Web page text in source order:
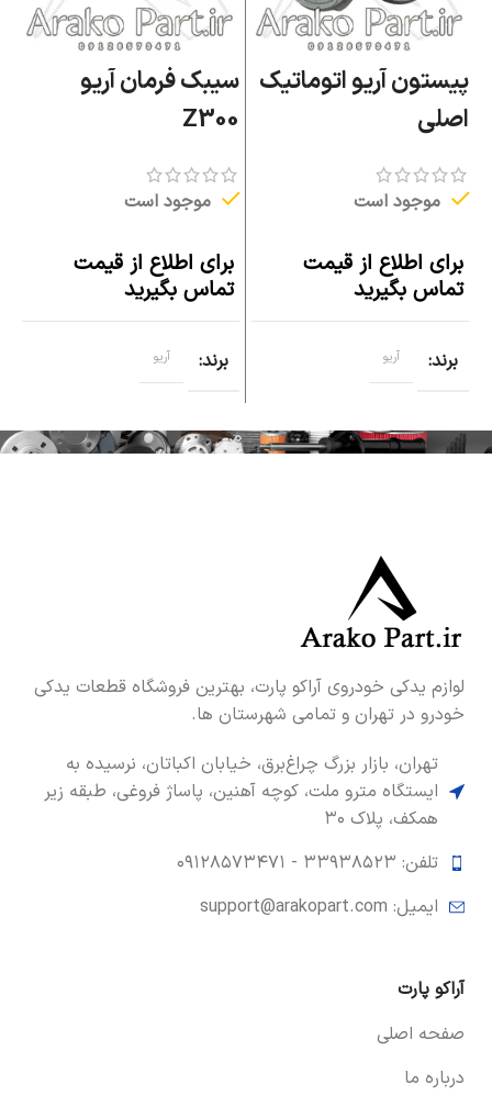
پیستون آریو اتوماتیک
اصلی
موجود است
برای اطلاع از قیمت
تماس بگیرید
برند آریو
سیبک فرمان آریو
Z300
موجود است
برای اطلاع از قیمت
تماس بگیرید
برند آریو
لوازم یدکی خودروی آراکو پارت، بهترین فروشگاه قطعات یدکی
خودرو در تهران و تمامی شهرستان ها.
تهران، بازار بزرگ چراغ‌برق، خیابان اکباتان، نرسیده به
ایستگاه مترو ملت، کوچه آهنین، پاساژ فروغی، طبقه زیر
همکف، پلاک ۳۰
تلفن: ۳۳۹۳۸۵۲۳ -
۰۹۱۲۸۵۷۳۴۷۱
ایمیل: support@arakopart.com
آراکو پارت
صفحه اصلی
درباره ما